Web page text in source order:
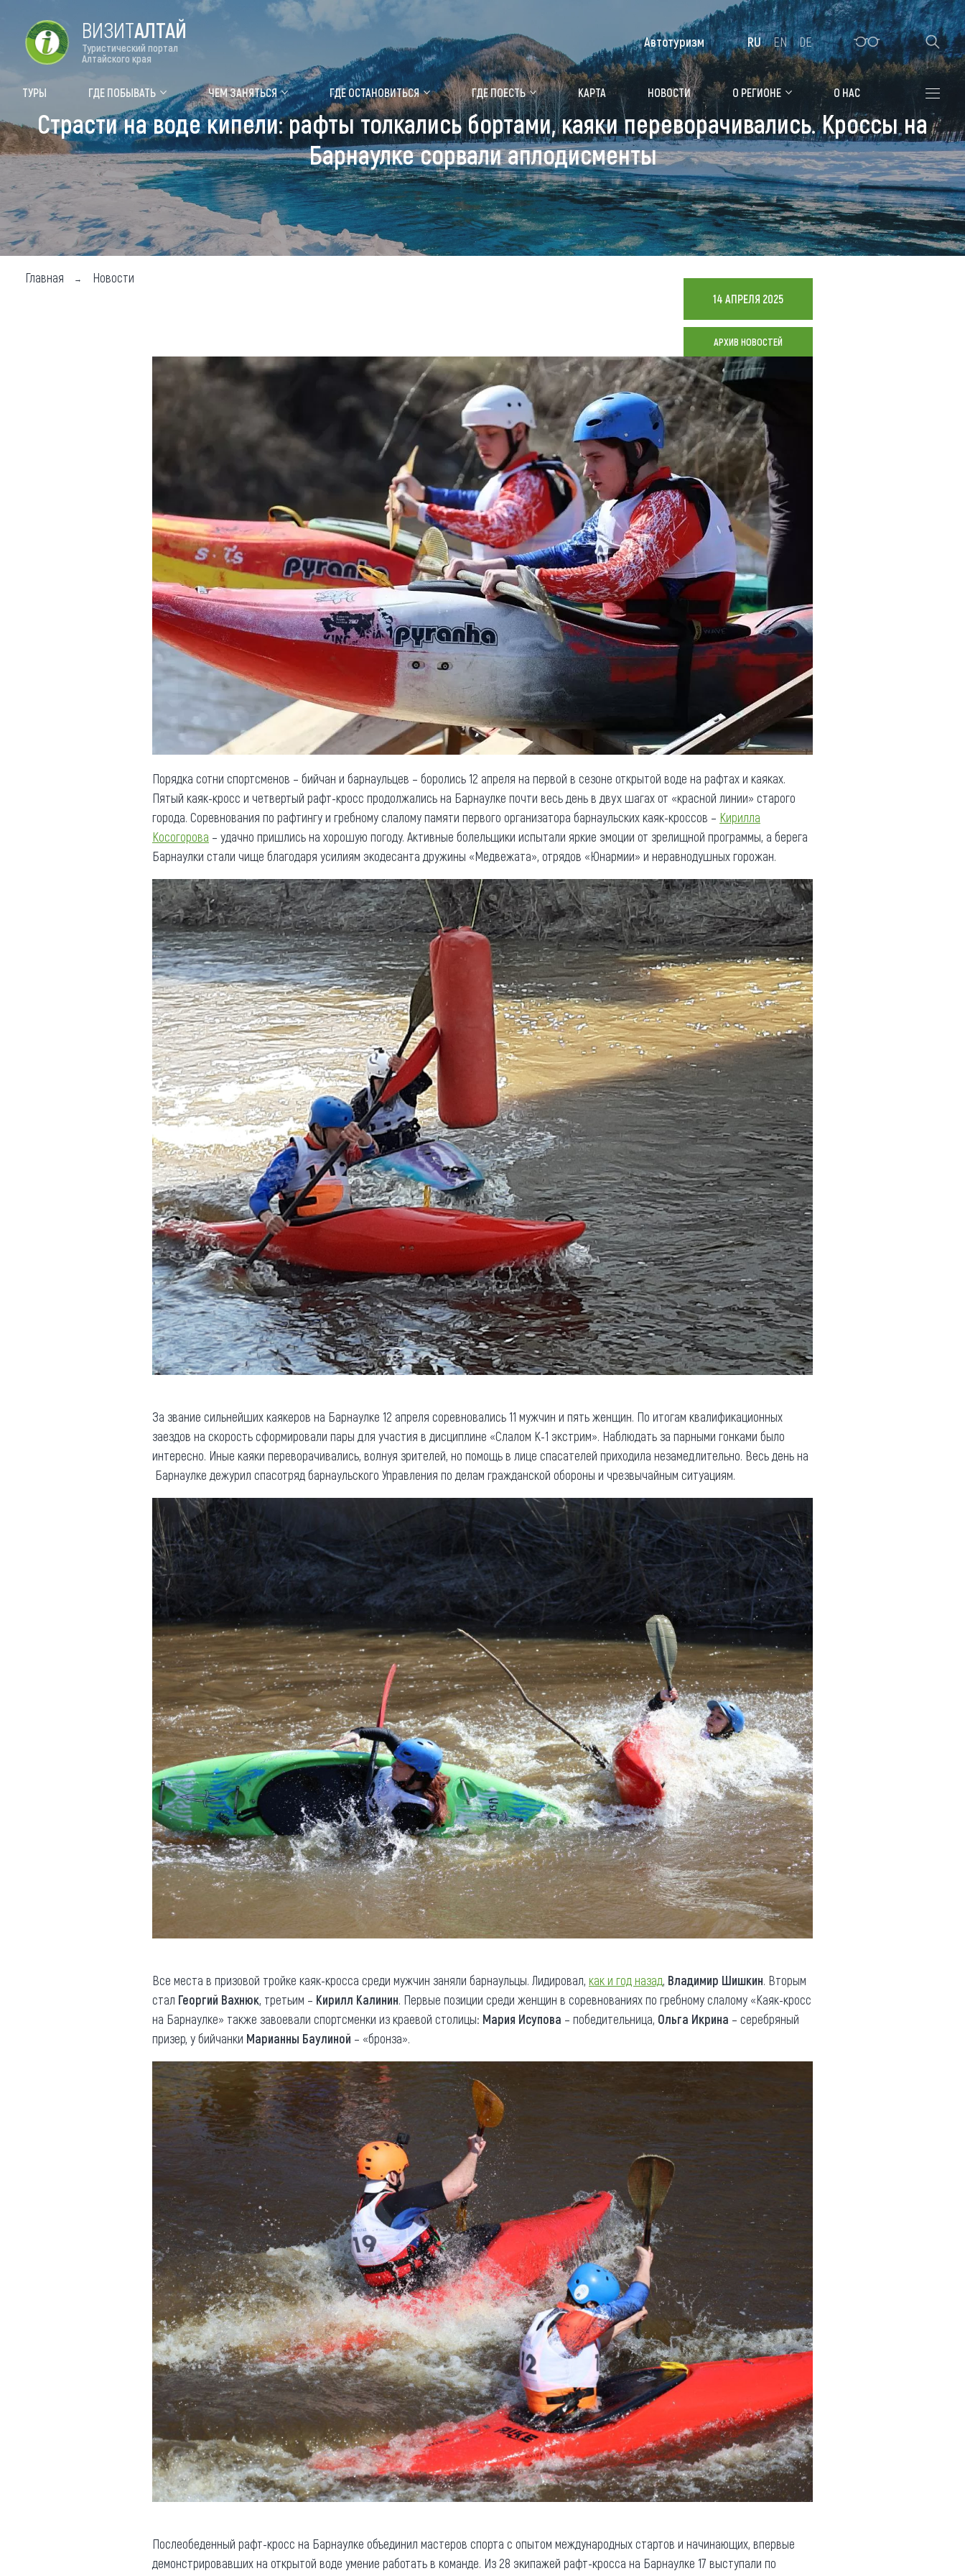
Форум VISIT ALTAI Цветение маральника Медицинский форум Алтайская зимовка
Туры Где побывать
Объекты природы
Объекты истории и культуры
Объекты развлечений
Топ туристических мест
Чем заняться
Календарь событий
Аудиогид
Мой маршрут
Где остановиться
Санатории
Гостиницы, отели
Коттеджи, базы
Сельские усадьбы
Мотели, придорожные отели
Новости
Что привезти (сувениры)
Общая информация
Как добраться
Люди, прославившие Алтай
Карты и буклеты
Коллекция впечатлений
Блог путешественника
Видеогалерея
Фотогалерея
Другие рубрики
Реестр туроператоров
Реестр туристических
агентств Алтайского края
Противодействие коррупции
ВИЗИТАЛТАЙ
Туристический портал
Алтайского края
ТУРЫ ГДЕ ПОБЫВАТЬ ЧЕМ ЗАНЯТЬСЯ ГДЕ ОСТАНОВИТЬСЯ ГДЕ ПОЕСТЬ КАРТА НОВОСТИ О РЕГИОНЕ О НАС
Автотуризм RU EN DE
Страсти на воде кипели: рафты толкались бортами, каяки переворачивались. Кроссы на
Барнаулке сорвали аплодисменты
Главная Новости
14 АПРЕЛЯ 2025
АРХИВ НОВОСТЕЙ
Порядка сотни спортсменов – бийчан и барнаульцев – боролись 12 апреля на первой в сезоне открытой воде на рафтах и каяках.
Пятый каяк-кросс и четвертый рафт-кросс продолжались на Барнаулке почти весь день в двух шагах от «красной линии» старого
города. Соревнования по рафтингу и гребному слалому памяти первого организатора барнаульских каяк-кроссов – Кирилла
Косогорова – удачно пришлись на хорошую погоду. Активные болельщики испытали яркие эмоции от зрелищной программы, а берега
Барнаулки стали чище благодаря усилиям экодесанта дружины «Медвежата», отрядов «Юнармии» и неравнодушных горожан.
За звание сильнейших каякеров на Барнаулке 12 апреля соревновались 11 мужчин и пять женщин. По итогам квалификационных
заездов на скорость сформировали пары для участия в дисциплине «Слалом К-1 экстрим». Наблюдать за парными гонками было
интересно. Иные каяки переворачивались, волнуя зрителей, но помощь в лице спасателей приходила незамедлительно. Весь день на
Барнаулке дежурил спасотряд барнаульского Управления по делам гражданской обороны и чрезвычайным ситуациям.
Все места в призовой тройке каяк-кросса среди мужчин заняли барнаульцы. Лидировал, как и год назад, Владимир Шишкин. Вторым
стал Георгий Вахнюк, третьим – Кирилл Калинин. Первые позиции среди женщин в соревнованиях по гребному слалому «Каяк-кросс
на Барнаулке» также завоевали спортсменки из краевой столицы: Мария Исупова – победительница, Ольга Икрина – серебряный
призер, у бийчанки Марианны Баулиной – «бронза».
Послеобеденный рафт-кросс на Барнаулке объединил мастеров спорта с опытом международных стартов и начинающих, впервые
демонстрировавших на открытой воде умение работать в команде. Из 28 экипажей рафт-кросса на Барнаулке 17 выступали по